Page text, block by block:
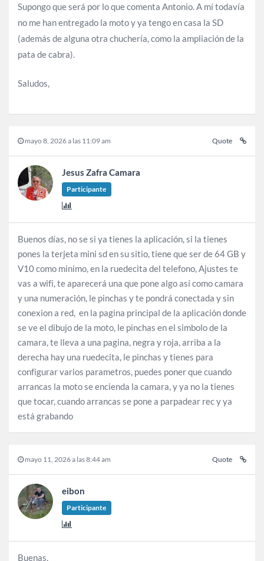
Supongo que será por lo que comenta Antonio. A mí todavía
no me han entregado la moto y ya tengo en casa la SD
(además de alguna otra chuchería, como la ampliación de la
pata de cabra).
Saludos,
mayo 8, 2026 a las 11:09 am Quote
Jesus Zafra Camara
Participante
Buenos días, no se si ya tienes la aplicación, si la tienes
pones la terjeta mini sd en su sitio, tiene que ser de 64 GB y
V10 como minimo, en la ruedecita del telefono, Ajustes te
vas a wifi, te aparecerá una que pone algo así como camara
y una numeración, le pinchas y te pondrá conectada y sin
conexion a red, en la pagina principal de la aplicación donde
se ve el dibujo de la moto, le pinchas en el simbolo de la
camara, te lleva a una pagina, negra y roja, arriba a la
derecha hay una ruedecita, le pinchas y tienes para
configurar varios parametros, puedes poner que cuando
arrancas la moto se encienda la camara, y ya no la tienes
que tocar, cuando arrancas se pone a parpadear rec y ya
está grabando
mayo 11, 2026 a las 8:44 am Quote
eibon
Participante
Buenas.